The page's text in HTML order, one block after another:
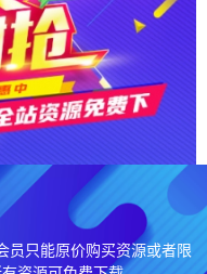
员只能原价购买资源或者限